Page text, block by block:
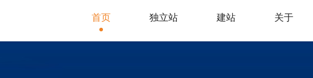
首页 独立站 建站 关于